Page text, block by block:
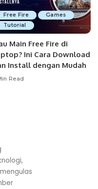
Free Fire
Games
Tutorial
Main Free Fire di
Ini Cara Download
Install dengan Mudah
Read